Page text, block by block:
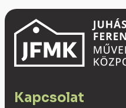
Kapcsolat